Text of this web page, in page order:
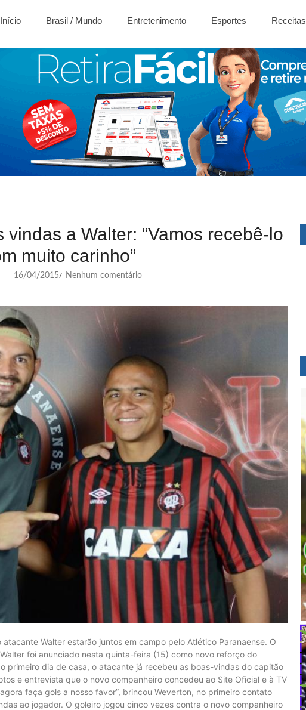
Início Brasil / Mundo Entretenimento Esportes Receitas
a Walter: “Vamos recebê-lo
muito carinho”
16/04/2015/ Nenhum comentário
Walter estarão juntos em campo pelo Atlético Paranaense. O
foi anunciado nesta quinta-feira (15) como novo reforço do
primeiro dia de casa, o atacante já recebeu as boas-vindas do capitão
e entrevista que o novo companheiro concedeu ao Site Oficial e à TV
faça gols a nosso favor”, brincou Weverton, no primeiro contato
ao jogador. O goleiro jogou cinco vezes contra o novo companheiro